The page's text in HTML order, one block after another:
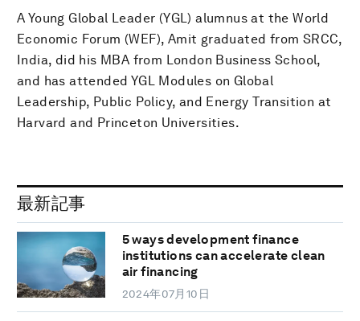
A Young Global Leader (YGL) alumnus at the World
Economic Forum (WEF), Amit graduated from SRCC,
India, did his MBA from London Business School,
and has attended YGL Modules on Global
Leadership, Public Policy, and Energy Transition at
Harvard and Princeton Universities.
最新記事
5 ways development finance
institutions can accelerate clean
air financing
2024年07月10日